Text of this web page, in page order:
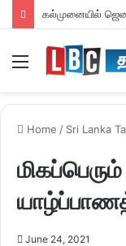
நிவாரண
Home / Sri Lanka
June 24, 2021